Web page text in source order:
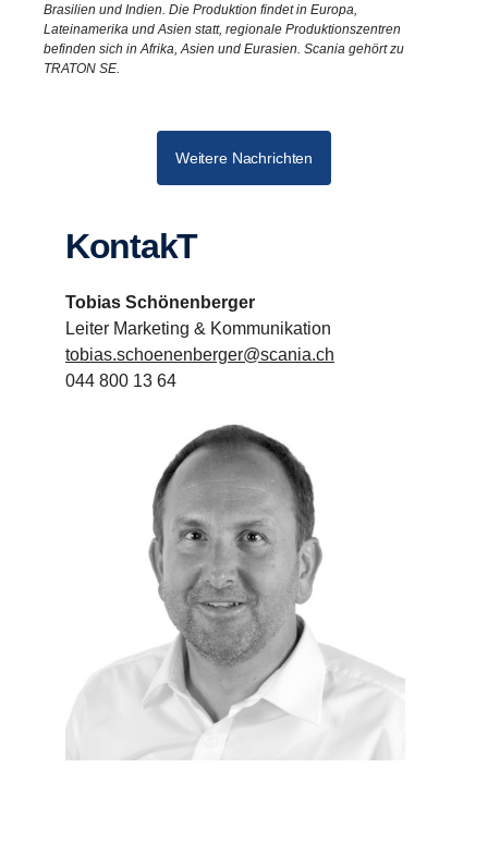
Brasilien und Indien. Die Produktion findet in Europa,
Lateinamerika und Asien statt, regionale Produktionszentren
befinden sich in Afrika, Asien und Eurasien. Scania gehört zu
TRATON SE.
Weitere Nachrichten
KontakT
Tobias Schönenberger
Leiter Marketing & Kommunikation
tobias.schoenenberger@scania.ch
044 800 13 64